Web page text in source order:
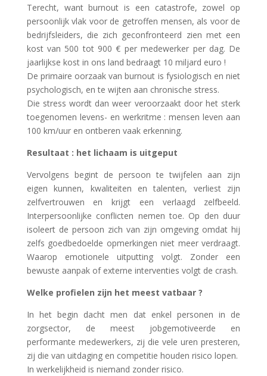
Terecht, want burnout is een catastrofe, zowel op
persoonlijk vlak voor de getroffen mensen, als voor de
bedrijfsleiders, die zich geconfronteerd zien met een
kost van 500 tot 900 € per medewerker per dag. De
jaarlijkse kost in ons land bedraagt 10 miljard euro !
De primaire oorzaak van burnout is fysiologisch en niet
psychologisch, en te wijten aan chronische stress.
Die stress wordt dan weer veroorzaakt door het sterk
toegenomen levens- en werkritme : mensen leven aan
100 km/uur en ontberen vaak erkenning.
Resultaat : het lichaam is uitgeput
Vervolgens begint de persoon te twijfelen aan zijn
eigen kunnen, kwaliteiten en talenten, verliest zijn
zelfvertrouwen en krijgt een verlaagd zelfbeeld.
Interpersoonlijke conflicten nemen toe. Op den duur
isoleert de persoon zich van zijn omgeving omdat hij
zelfs goedbedoelde opmerkingen niet meer verdraagt.
Waarop emotionele uitputting volgt. Zonder een
bewuste aanpak of externe interventies volgt de crash.
Welke profielen zijn het meest vatbaar ?
In het begin dacht men dat enkel personen in de
zorgsector, de meest jobgemotiveerde en
performante medewerkers, zij die vele uren presteren,
zij die van uitdaging en competitie houden risico lopen.
In werkelijkheid is niemand zonder risico.